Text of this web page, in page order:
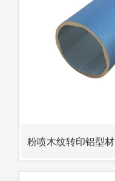
粉喷木纹转印铝型材